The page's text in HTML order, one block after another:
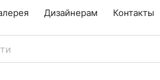
Дизайнерам Контакты